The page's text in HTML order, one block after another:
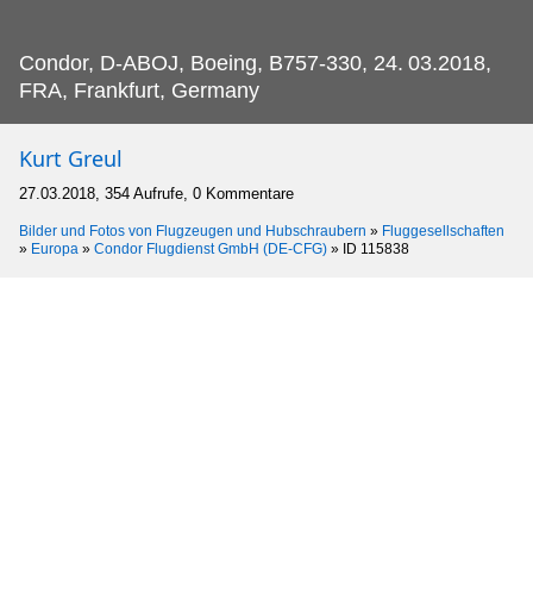
Condor, D-ABOJ, Boeing, B757-330, 24. 03.2018,
FRA, Frankfurt, Germany
Kurt Greul
27.03.2018, 354 Aufrufe, 0 Kommentare
Bilder und Fotos von Flugzeugen und Hubschraubern » Fluggesellschaften
» Europa » Condor Flugdienst GmbH (DE-CFG) » ID 115838